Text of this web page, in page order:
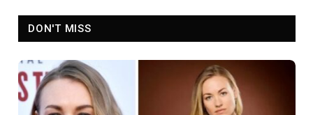
DON'T MISS